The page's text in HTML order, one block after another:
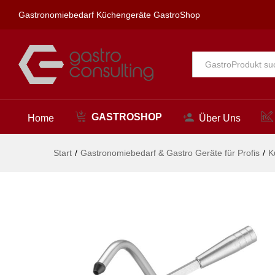
Gastronomiebedarf Küchengeräte GastroShop
Alle
Home GASTROSHOP Über Uns
Start / Gastronomiebedarf & Gastro Geräte für Profis /
330x180mm